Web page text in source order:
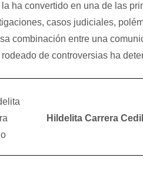
la ha convertido en una de las
casos judiciales,
combinación entre una
rodeado de controversias ha
Hildelita Carrera